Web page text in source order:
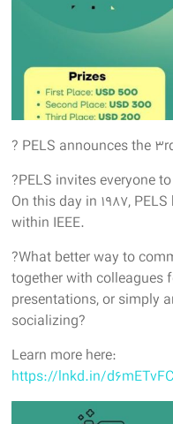
? PELS announces the
?PELS invites everyone
On this day in 1987,
within IEEE.
?What better way to
together with colleagues
presentations, or simply
socializing?
Learn more here:
https://lnkd.in/d6mETvFC